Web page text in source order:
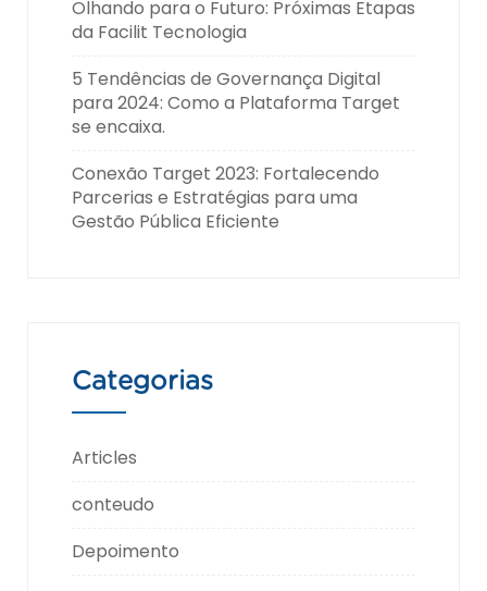
Olhando para o Futuro: Próximas Etapas
da Facilit Tecnologia
5 Tendências de Governança Digital
para 2024: Como a Plataforma Target
se encaixa.
Conexão Target 2023: Fortalecendo
Parcerias e Estratégias para uma
Gestão Pública Eficiente
Categorias
Articles
conteudo
Depoimento